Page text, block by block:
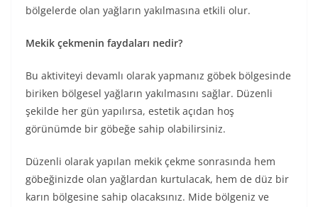
bölgelerde olan yağların yakılmasına etkili olur.
Mekik çekmenin faydaları nedir?
Bu aktiviteyi devamlı olarak yapmanız göbek bölgesinde
biriken bölgesel yağların yakılmasını sağlar. Düzenli
şekilde her gün yapılırsa, estetik açıdan hoş
görünümde bir göbeğe sahip olabilirsiniz.
Düzenli olarak yapılan mekik çekme sonrasında hem
göbeğinizde olan yağlardan kurtulacak, hem de düz bir
karın bölgesine sahip olacaksınız. Mide bölgeniz ve